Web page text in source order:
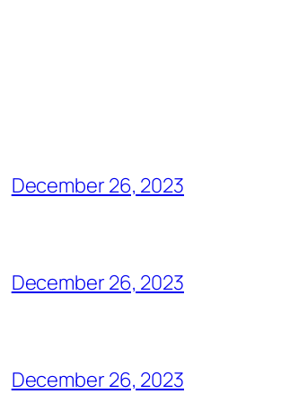
December 26, 2023
December 26, 2023
December 26, 2023